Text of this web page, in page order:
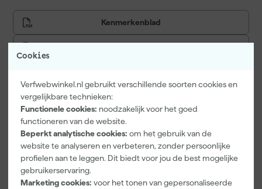
Cookies
Verfwebwinkel.nl gebruikt verschillende soorten cookies en
vergelijkbare technieken:
Functionele cookies: noodzakelijk voor het goed
functioneren van de website.
Beperkt analytische cookies: om het gebruik van de
website te analyseren en verbeteren, zonder persoonlijke
profielen aan te leggen. Dit biedt voor jou de best mogelijke
gebruikerservaring.
Marketing cookies: voor het tonen van gepersonaliseerde
Kenmerkenblad
Vaak gekocht met
Onze Top 10